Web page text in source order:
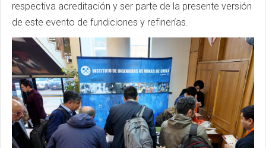
respectiva acreditación y ser parte de la presente versión
de este evento de fundiciones y refinerías.